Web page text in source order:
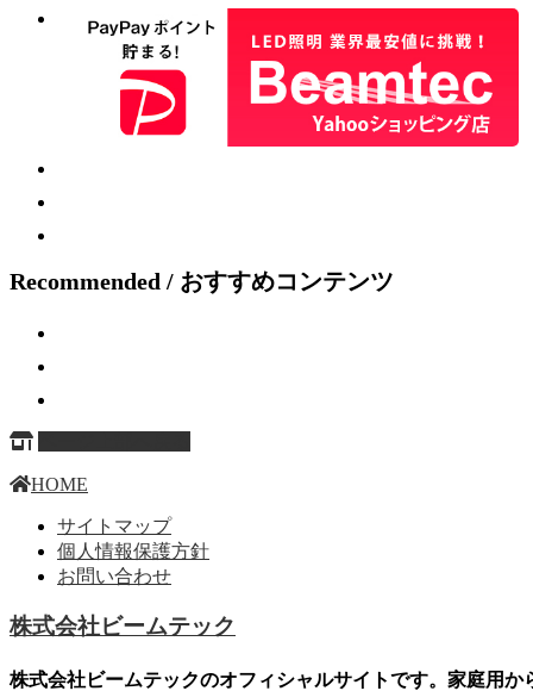
Recommended / おすすめコンテンツ
HOME
サイトマップ
個人情報保護方針
お問い合わせ
株式会社ビームテック
株式会社ビームテックのオフィシャルサイトです。家庭用か